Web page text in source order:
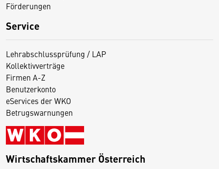
Förderungen
Service
Lehrabschlussprüfung / LAP
Kollektivverträge
Firmen A-Z
Benutzerkonto
eServices der WKO
Betrugswarnungen
Wirtschaftskammer Österreich